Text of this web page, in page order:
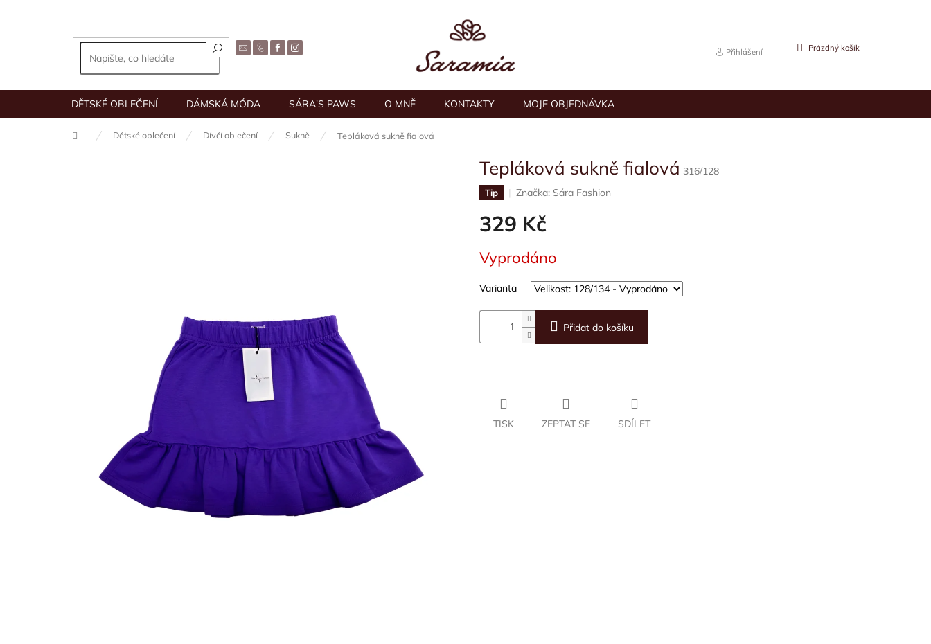
Přihlášení
NÁKUPNÍ
Prázdný košík
DĚTSKÉ OBLEČENÍ DÁMSKÁ MÓDA SÁRA'S PAWS O MNĚ KONTAKTY MOJE OBJEDNÁVKA
Domů Dětské oblečení Dívčí oblečení Sukně Tepláková sukně fialová
Tepláková sukně fialová 316/128
Tip Značka: Sára Fashion
329 Kč
cena:
Vyprodáno
Varianta
Přidat do košíku
TISK ZEPTAT SE SDÍLET